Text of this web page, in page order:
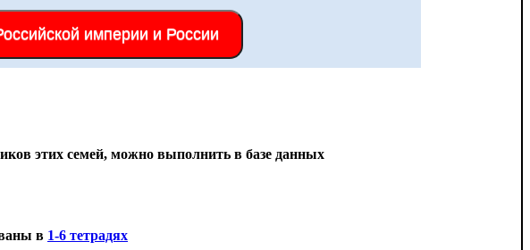
империи и России
этих семей, можно выполнить в базе данных
в 1-6 тетрадях